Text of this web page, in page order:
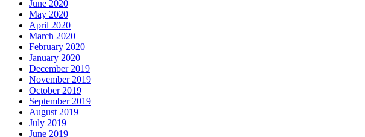
June 2020
May 2020
April 2020
March 2020
February 2020
January 2020
December 2019
November 2019
October 2019
September 2019
August 2019
July 2019
June 2019